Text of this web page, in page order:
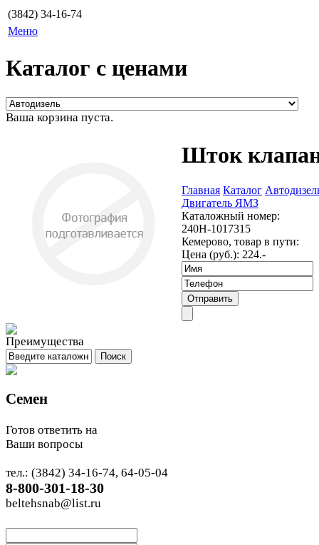
(3842) 34-16-74
Меню
Каталог с ценами
Ваша корзина пуста.
Шток
Главная Каталог
Двигатель ЯМЗ
Каталожный номер:
240Н-1017315
Кемерово, товар в пути:
Цена (руб.): 224.-
Семен
Готов ответить на
Ваши вопросы
тел.: (3842) 34-16-74, 64-05-04
8-800-301-18-30
beltehsnab@list.ru